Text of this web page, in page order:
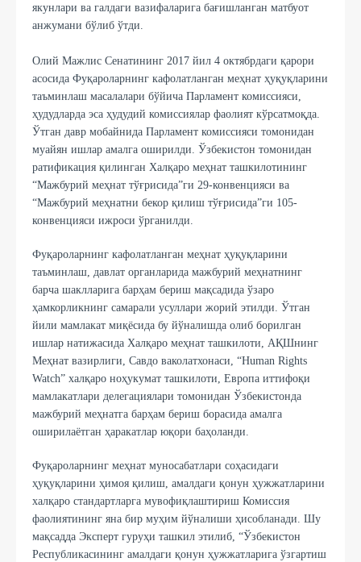
якунлари ва галдаги вазифаларига бағишланган матбуот
анжумани бўлиб ўтди.
Олий Мажлис Сенатининг 2017 йил 4 октябрдаги қарори
асосида Фуқароларнинг кафолатланган меҳнат ҳуқуқларини
таъминлаш масалалари бўйича Парламент комиссияси,
ҳудудларда эса ҳудудий комиссиялар фаолият кўрсатмоқда.
Ўтган давр мобайнида Парламент комиссияси томонидан
муайян ишлар амалга оширилди. Ўзбекистон томонидан
ратификация қилинган Халқаро меҳнат ташкилотининг
“Мажбурий меҳнат тўғрисида”ги 29-конвенцияси ва
“Мажбурий меҳнатни бекор қилиш тўғрисида”ги 105-
конвенцияси ижроси ўрганилди.
Фуқароларнинг кафолатланган меҳнат ҳуқуқларини
таъминлаш, давлат органларида мажбурий меҳнатнинг
барча шаклларига барҳам бериш мақсадида ўзаро
ҳамкорликнинг самарали усуллари жорий этилди. Ўтган
йили мамлакат миқёсида бу йўналишда олиб борилган
ишлар натижасида Халқаро меҳнат ташкилоти, АҚШнинг
Меҳнат вазирлиги, Савдо ваколатхонаси, “Human Rights
Watch” халқаро ноҳукумат ташкилоти, Европа иттифоқи
мамлакатлари делегациялари томонидан Ўзбекистонда
мажбурий меҳнатга барҳам бериш борасида амалга
оширилаётган ҳаракатлар юқори баҳоланди.
Фуқароларнинг меҳнат муносабатлари соҳасидаги
ҳуқуқларини ҳимоя қилиш, амалдаги қонун ҳужжатларини
халқаро стандартларга мувофиқлаштириш Комиссия
фаолиятининг яна бир муҳим йўналиши ҳисобланади. Шу
мақсадда Эксперт гуруҳи ташкил этилиб, “Ўзбекистон
Республикасининг амалдаги қонун ҳужжатларига ўзгартиш